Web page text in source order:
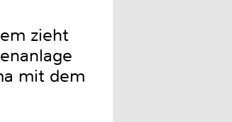
zieht
mit dem